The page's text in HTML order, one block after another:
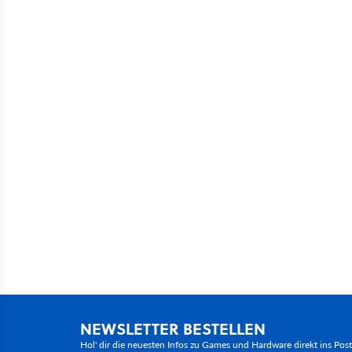
NEWSLETTER BESTELLEN
Hol' dir die neuesten Infos zu Games und Hardware direkt ins